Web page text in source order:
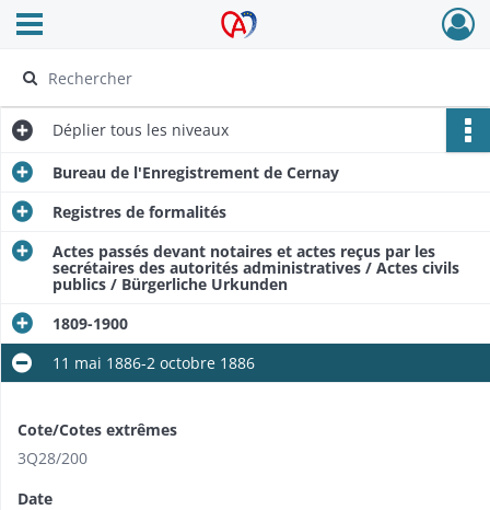
Archives Alsace - Colmar
Ouvrir le menu déroulant
Déplier tous les niveaux
Bureau de l'Enregistrement de Cernay
Registres de formalités
Actes passés devant notaires et actes reçus par les
secrétaires des autorités administratives / Actes civils
publics / Bürgerliche Urkunden
1809-1900
11 mai 1886-2 octobre 1886
Cote/Cotes extrêmes
3Q28/200
Date